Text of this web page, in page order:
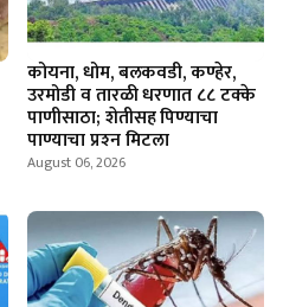
कोयना, धोम, बलकवडी, कण्हेर,
उरमोडी व तारळी धरणात ८८ टक्के
पाणीसाठा; शेतीसह पिण्याचा
पाण्याचा प्रश्‍न मिटला
August 06, 2026